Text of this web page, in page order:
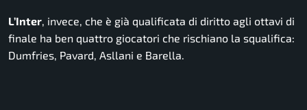
L’Inter , invece, che è già qualificata di diritto agli ottavi di
finale ha ben quattro giocatori che rischiano la squalifica:
Dumfries, Pavard, Asllani e Barella.